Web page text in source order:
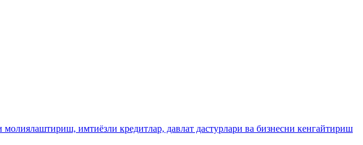
имтиёзли кредитлар, давлат дастурлари ва бизнесни кенгайтириш